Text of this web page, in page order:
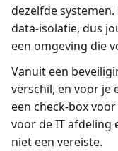
dezelfde
data-isolatie, dus
een omgeving die
Vanuit een
verschil, en voor je
een check-box
voor de IT afdeling
niet een vereiste.